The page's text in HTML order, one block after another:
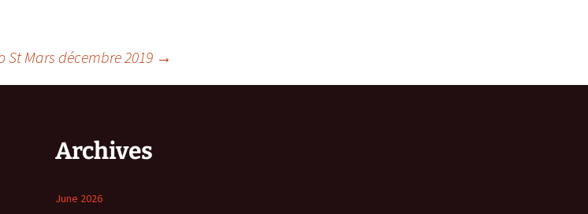
St Mars décembre 2019 →
Archives
June 2026